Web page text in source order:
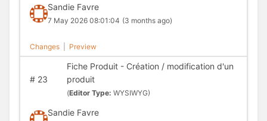
Sandie Favre
7 May 2026 08:01:04 (3 months ago)
Changes Preview
#23
Fiche Produit - Création / modification d'un
produit
(Editor Type: WYSIWYG)
Sandie Favre